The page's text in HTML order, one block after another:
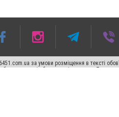
за умови розміщення в тексті
в тексті або в якості джерела.